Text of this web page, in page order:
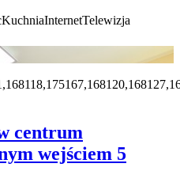
KuchniaInternetTelewizja
centrum
wejściem 5